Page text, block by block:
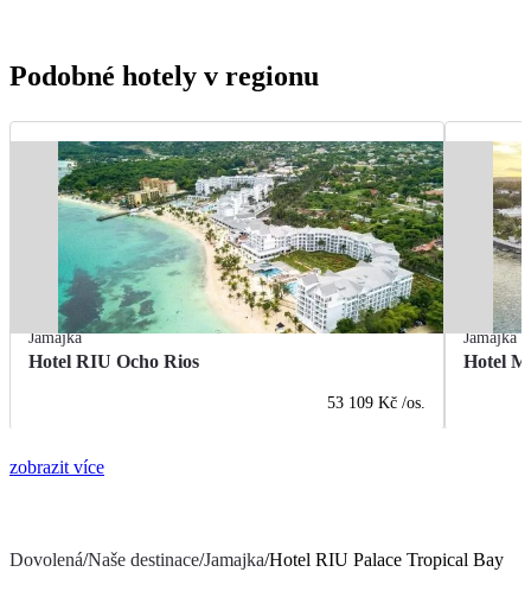
Podobné hotely v regionu
Jamajka
Hotel RIU Ocho Rios
53 109 Kč /os.
Jamajka
Hotel
zobrazit více
Dovolená/Naše destinace/Jamajka/Hotel RIU Palace Tropical Bay